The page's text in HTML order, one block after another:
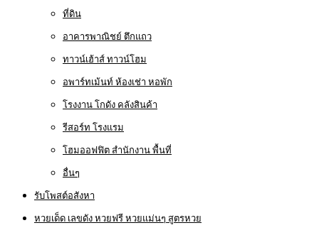
ที่ดิน
อาคารพาณิชย์ ตึกแถว
ทาวน์เฮ้าส์ ทาวน์โฮม
อพาร์ทเม้นท์ ห้องเช่า หอพัก
โรงงาน โกดัง คลังสินค้า
รีสอร์ท โรงแรม
โฮมออฟฟิต สำนักงาน พื้นที่
อื่นๆ
รับโพสต์อสังหา
หวยเด็ด เลขดัง หวยฟรี หวยแม่นๆ สูตรหวย